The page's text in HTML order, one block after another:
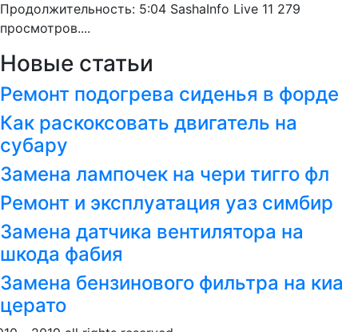
Продолжительность: 5:04 SashaInfo Live 11 279
просмотров....
Новые статьи
Ремонт подогрева сиденья в форде
Как раскоксовать двигатель на
субару
Замена лампочек на чери тигго фл
Ремонт и эксплуатация уаз симбир
Замена датчика вентилятора на
шкода фабия
Замена бензинового фильтра на киа
церато